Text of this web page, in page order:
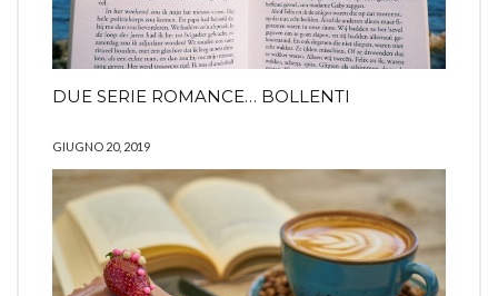
DUE SERIE ROMANCE… BOLLENTI
GIUGNO 20, 2019